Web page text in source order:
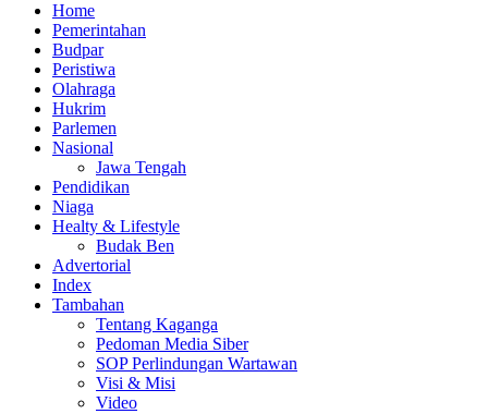
Home
Pemerintahan
Budpar
Peristiwa
Olahraga
Hukrim
Parlemen
Nasional
Jawa Tengah
Pendidikan
Niaga
Healty & Lifestyle
Budak Ben
Advertorial
Index
Tambahan
Tentang Kaganga
Pedoman Media Siber
SOP Perlindungan Wartawan
Visi & Misi
Video